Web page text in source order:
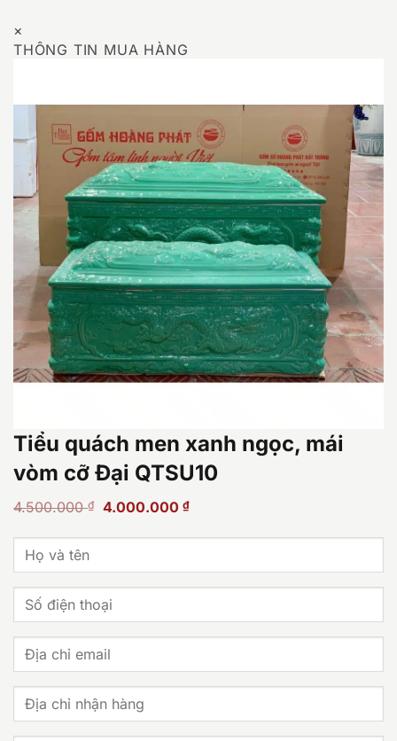
×
THÔNG TIN MUA HÀNG
Tiểu quách men xanh ngọc, mái
vòm cỡ Đại QTSU10
4.500.000₫
Giá
4.500.000 ₫.
4.000.000 ₫Giá
là: